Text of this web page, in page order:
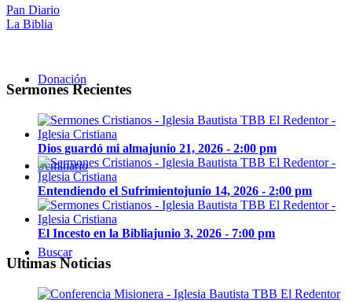
Donación
Seminario
Buscar
Pan Diario
La Biblia
Sermones Recientes
Dios guardó mi almajunio 21, 2026 - 2:00 pm
Entendiendo el Sufrimientojunio 14, 2026 - 2:00 pm
El Incesto en la Bibliajunio 3, 2026 - 7:00 pm
Ultimas Noticias